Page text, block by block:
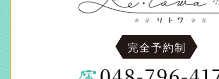
完全予約制